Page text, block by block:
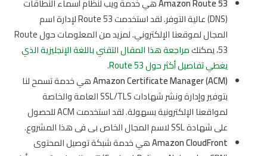
Amazon Route 53هي خدمة ويب لنظام أسماء النطاقات
(DNS) عالية التوفر. لقد استخدمت Route 53 لإدارة اسم
المجال لموقعنا الإلكتروني. لمزيد من المعلومات حول Route
53، يمكنك
مراجعة هذا المقال التقني باللغة الإنجليزية الذي
يغطي تفاصيل أكثر حول Route 53
.
Amazon Certificate Manager (ACM)هي خدمة تسمح لنا
بتوفير وإدارة ونشر شهادات SSL/TLS العامة والخاصة
لمواقعنا الإلكترونية بسهولة. لقد استخدمت ACM للحصول
على شهادة SSL لاسم المجال الخاص بى فى هذا المشروع.
Amazon CloudFrontهي خدمة شبكة توصيل المحتوى